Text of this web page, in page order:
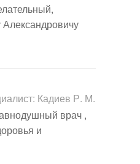
Кадиев Р. М.
врач ,
и